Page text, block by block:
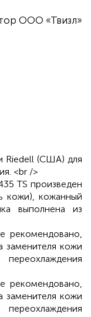
ООО «Твизл»
Riedell (США) для
<br />
TS произведен
кожи), кожанный
выполнена из
рекомендовано,
заменителя кожи
рекомендовано,
заменителя кожи